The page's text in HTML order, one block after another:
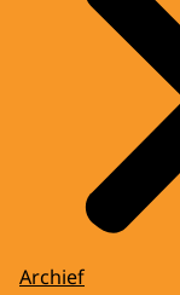
Archief